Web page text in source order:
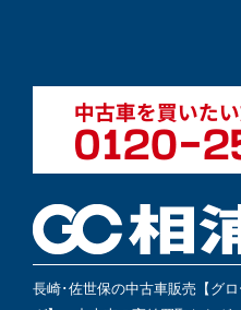
長崎･佐世保の中古車販売【グ